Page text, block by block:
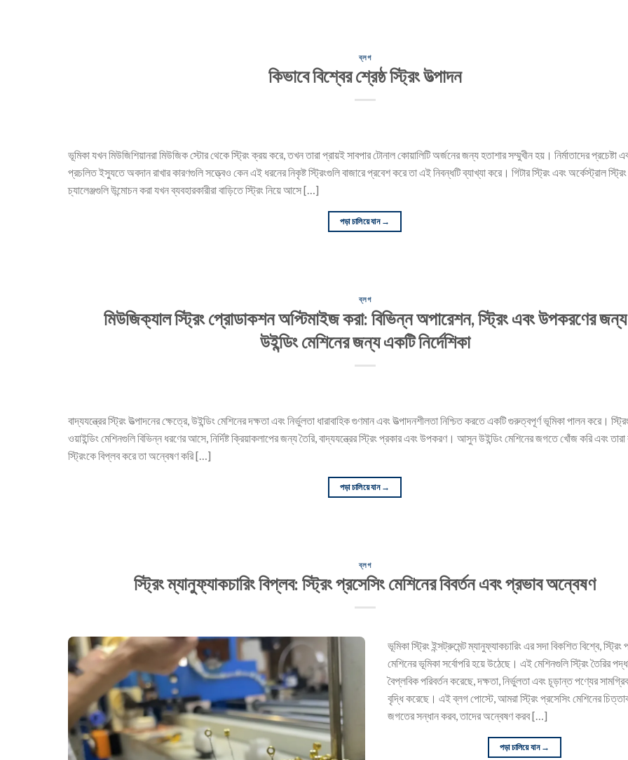
ব্লগ
কিভাবে বিশ্বের শ্রেষ্ঠ স্ট্রিং উত্পাদন
ভূমিকা যখন মিউজিশিয়ানরা মিউজিক স্টোর থেকে স্ট্রিং ক্রয় করে, তখন তারা প্রায়ই সাবপার টোনাল কোয়ালিটি অর্জনের জন্য হতাশার সম্মুখীন হয়। নির্মাতাদের প্রচেষ্টা
প্রচলিত ইস্যুতে অবদান রাখার কারণগুলি সত্ত্বেও কেন এই ধরনের নিকৃষ্ট স্ট্রিংগুলি বাজারে প্রবেশ করে তা এই নিবন্ধটি ব্যাখ্যা করে। গিটার স্ট্রিং এবং অর্কেস্ট্রাল স্ট্রিং
চ্যালেঞ্জগুলি উন্মোচন করা যখন ব্যবহারকারীরা বাড়িতে স্ট্রিং নিয়ে আসে […]
পড়া চালিয়ে যান →
ব্লগ
মিউজিক্যাল স্ট্রিং প্রোডাকশন অপ্টিমাইজ করা: বিভিন্ন অপারেশন, স্ট্রিং এবং উপকরণের জন্য
উইন্ডিং মেশিনের জন্য একটি নির্দেশিকা
বাদ্যযন্ত্রের স্ট্রিং উত্পাদনের ক্ষেত্রে, উইন্ডিং মেশিনের দক্ষতা এবং নির্ভুলতা ধারাবাহিক গুণমান এবং উত্পাদনশীলতা নিশ্চিত করতে একটি গুরুত্বপূর্ণ ভূমিকা পালন করে। স্ট্রিং
ওয়াইন্ডিং মেশিনগুলি বিভিন্ন ধরণের আসে, নির্দিষ্ট ক্রিয়াকলাপের জন্য তৈরি, বাদ্যযন্ত্রের স্ট্রিং প্রকার এবং উপকরণ। আসুন উইন্ডিং মেশিনের জগতে খোঁজ করি এবং তারা
স্ট্রিংকে বিপ্লব করে তা অন্বেষণ করি […]
পড়া চালিয়ে যান →
ব্লগ
স্ট্রিং ম্যানুফ্যাকচারিং বিপ্লব: স্ট্রিং প্রসেসিং মেশিনের বিবর্তন এবং প্রভাব অন্বেষণ
ভূমিকা স্ট্রিং ইন্সট্রুমেন্ট ম্যানুফ্যাকচারিং এর সদা বিকশিত বিশ্বে, স্ট্রিং
মেশিনের ভূমিকা সর্বোপরি হয়ে উঠেছে। এই মেশিনগুলি স্ট্রিং তৈরির
বৈপ্লবিক পরিবর্তন করেছে, দক্ষতা, নির্ভুলতা এবং চূড়ান্ত পণ্যের
বৃদ্ধি করেছে। এই ব্লগ পোস্টে, আমরা স্ট্রিং প্রসেসিং মেশিনের
জগতের সন্ধান করব, তাদের অন্বেষণ করব […]
পড়া চালিয়ে যান →